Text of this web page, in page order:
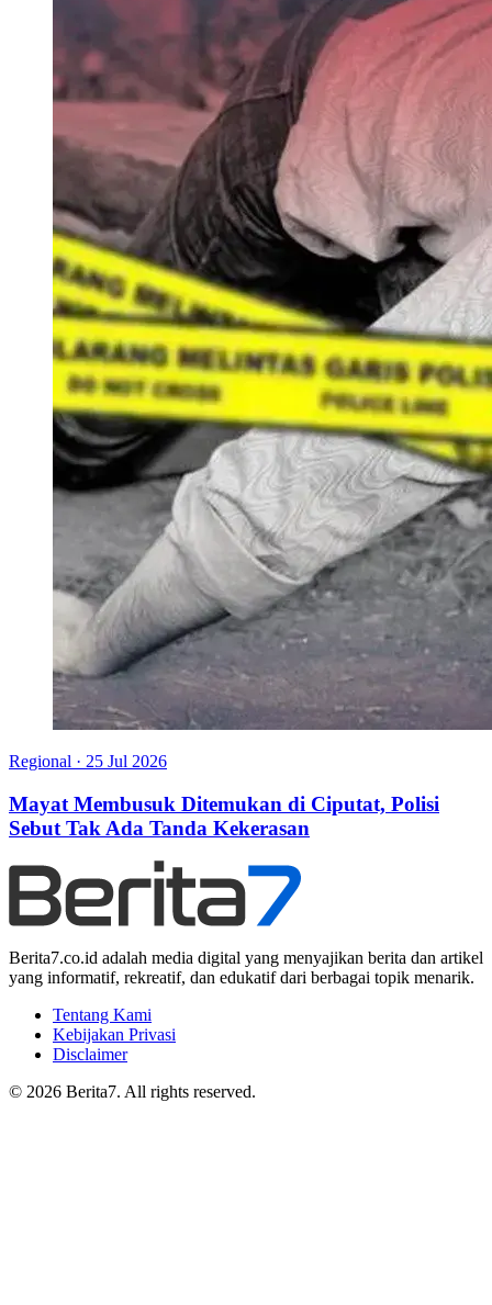
Regional · 25 Jul 2026
Mayat Membusuk Ditemukan di Ciputat, Polisi
Sebut Tak Ada Tanda Kekerasan
Berita7.co.id adalah media digital yang menyajikan berita dan artikel
yang informatif, rekreatif, dan edukatif dari berbagai topik menarik.
Tentang Kami
Kebijakan Privasi
Disclaimer
© 2026 Berita7. All rights reserved.